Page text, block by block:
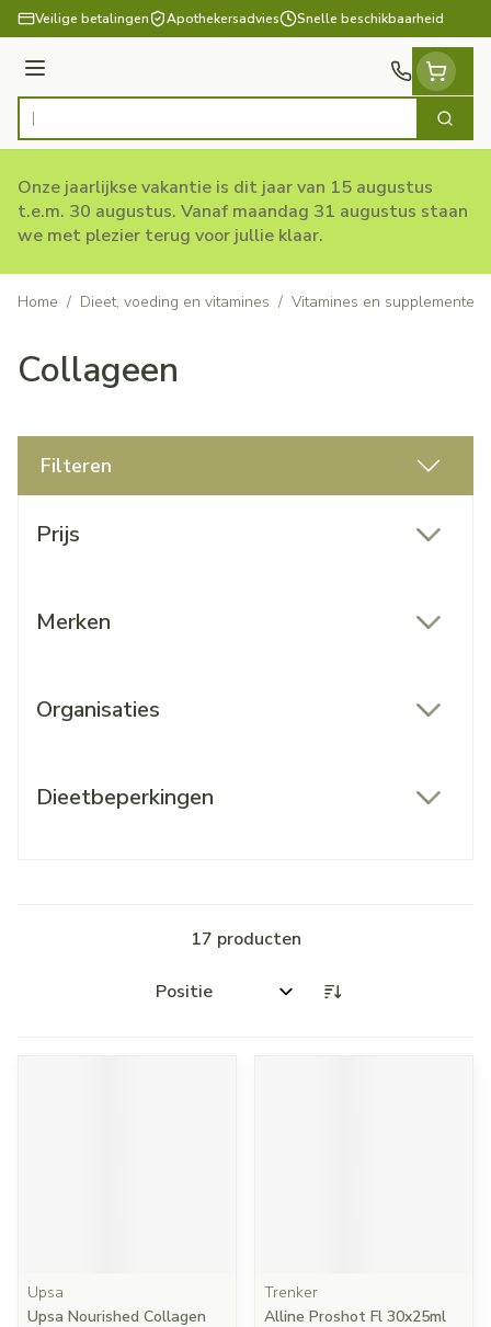
Ga naar de inhoud
Veilige betalingen Apothekersadvies Snelle beschikbaarheid
Menu
Product, merk, categorie... Zoek
Onze jaarlijkse vakantie is dit jaar van 15 augustus
t.e.m. 30 augustus. Vanaf maandag 31 augustus staan
we met plezier terug voor jullie klaar.
Home / Dieet, voeding en vitamines / Vitamines en supplementen
Collageen
Filteren
Prijs
Merken
Organisaties
Dieetbeperkingen
17 producten
Sorteer op:
Upsa
Upsa Nourished Collagen
Trenker
Alline Proshot Fl 30x25ml